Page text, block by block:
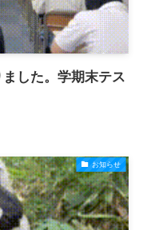
した。学期末テス
お知らせ